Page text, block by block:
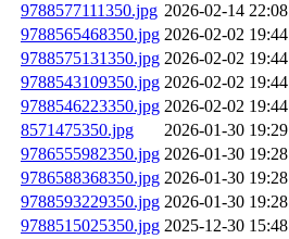
9788577111350.jpg 2026-02-14 22:08
9788565468350.jpg 2026-02-02 19:44
9788575131350.jpg 2026-02-02 19:44
9788543109350.jpg 2026-02-02 19:44
9788546223350.jpg 2026-02-02 19:44
8571475350.jpg
2026-01-30 19:29
9786555982350.jpg 2026-01-30 19:28
9786588368350.jpg 2026-01-30 19:28
9788593229350.jpg 2026-01-30 19:28
9788515025350.jpg 2025-12-30 15:48